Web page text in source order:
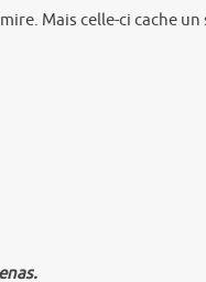
Mais celle-ci cache un